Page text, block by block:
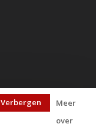
Verbergen
Meer
over